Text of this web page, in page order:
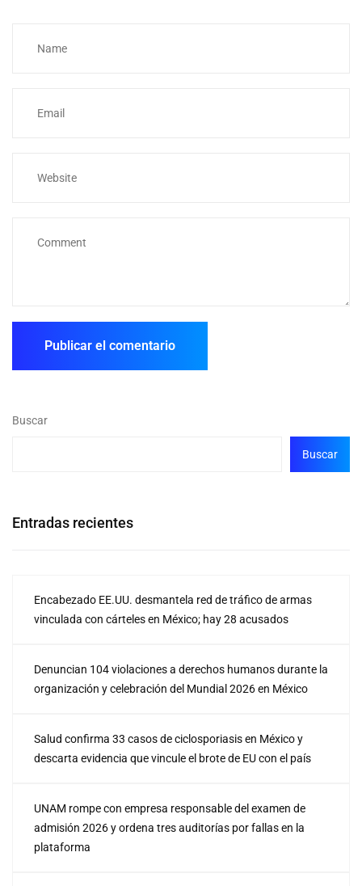
Buscar
Buscar
Entradas recientes
Encabezado EE.UU. desmantela red de tráfico de armas
vinculada con cárteles en México; hay 28 acusados
Denuncian 104 violaciones a derechos humanos durante la
organización y celebración del Mundial 2026 en México
Salud confirma 33 casos de ciclosporiasis en México y
descarta evidencia que vincule el brote de EU con el país
UNAM rompe con empresa responsable del examen de
admisión 2026 y ordena tres auditorías por fallas en la
plataforma